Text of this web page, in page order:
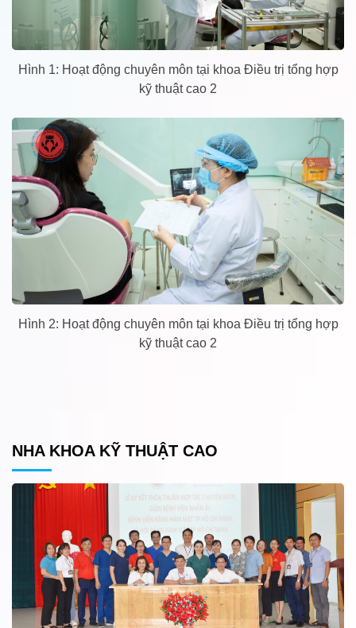
Hình 1: Hoạt động chuyên môn tại khoa Điều trị tổng hợp
kỹ thuật cao 2
Hình 2: Hoạt động chuyên môn tại khoa Điều trị tổng hợp
kỹ thuật cao 2
NHA KHOA KỸ THUẬT CAO